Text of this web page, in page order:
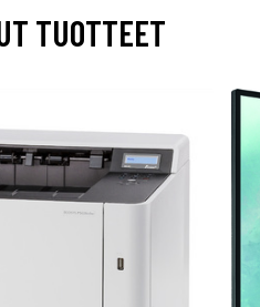
TUOTTEET